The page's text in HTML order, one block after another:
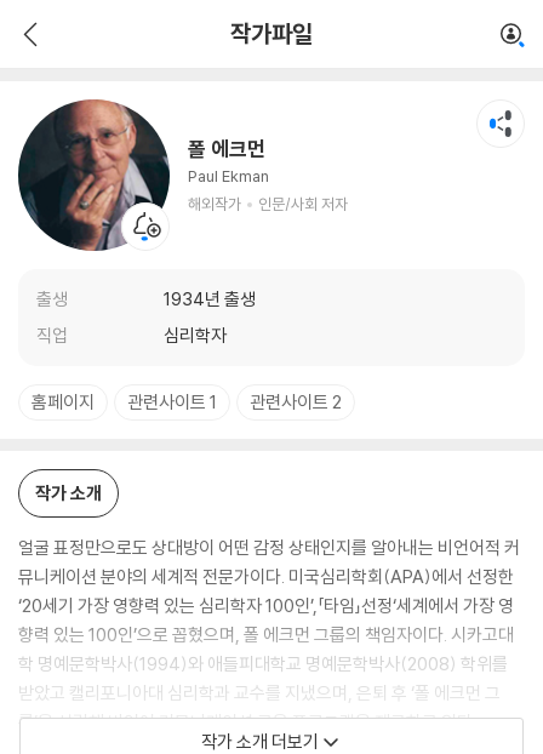
작가파일
폴 에크먼
Paul Ekman
해외작가
인문/사회 저자
출생
1934년 출생
직업
심리학자
인문/사회 저자
홈페이지 관련사이트 1 관련사이트 2
작가 소개
얼굴 표정만으로도 상대방이 어떤 감정 상태인지를 알아내는 비언어적 커
뮤니케이션 분야의 세계적 전문가이다. 미국심리학회(APA)에서 선정한
‘20세기 가장 영향력 있는 심리학자 100인’,「타임」선정‘세계에서 가장 영
향력 있는 100인’으로 꼽혔으며, 폴 에크먼 그룹의 책임자이다. 시카고대
학 명예문학박사(1994)와 애들피대학교 명예문학박사(2008) 학위를
받았고 캘리포니아대 심리학과 교수를 지냈으며, 은퇴 후 ‘폴 에크먼 그
룹’을 설립해 비언어 커뮤니케이션 교육 프로그램을 제공하고 있다.
작가 소개 더보기